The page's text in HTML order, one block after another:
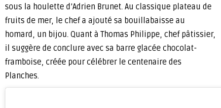
sous la houlette d’Adrien Brunet. Au classique plateau de
fruits de mer, le chef a ajouté sa bouillabaisse au
homard, un bijou. Quant à Thomas Philippe, chef pâtissier,
il suggère de conclure avec sa barre glacée chocolat-
framboise, créée pour célébrer le centenaire des
Planches.